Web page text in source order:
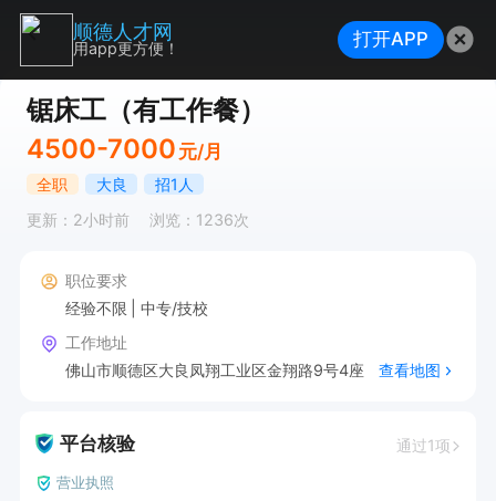
锯床工（有工作餐）
4500-7000 元/月
全职 大良
招1人
更新：2小时前
浏览：1236次
职位要求
经验不限
中专/技校
工作地址
佛山市顺德区大良凤翔工业区金翔路9号4座
查看地图
平台核验 通过1项
营业执照
顺德人才网
用app更方便！ 打开APP